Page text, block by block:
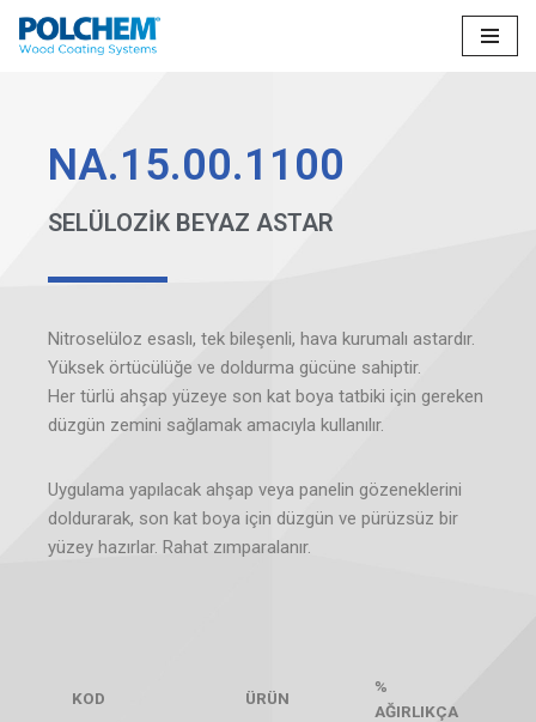
NA.15.00.1100
SELÜLOZİK BEYAZ ASTAR
Nitroselüloz esaslı, tek bileşenli, hava kurumalı astardır.
Yüksek örtücülüğe ve doldurma gücüne sahiptir.
Her türlü ahşap yüzeye son kat boya tatbiki için gereken
düzgün zemini sağlamak amacıyla kullanılır.
Uygulama yapılacak ahşap veya panelin gözeneklerini
doldurarak, son kat boya için düzgün ve pürüzsüz bir
yüzey hazırlar. Rahat zımparalanır.
KOD ÜRÜN
%
AĞIRLIKÇA